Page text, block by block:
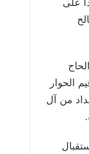
على
الحوار
من آل